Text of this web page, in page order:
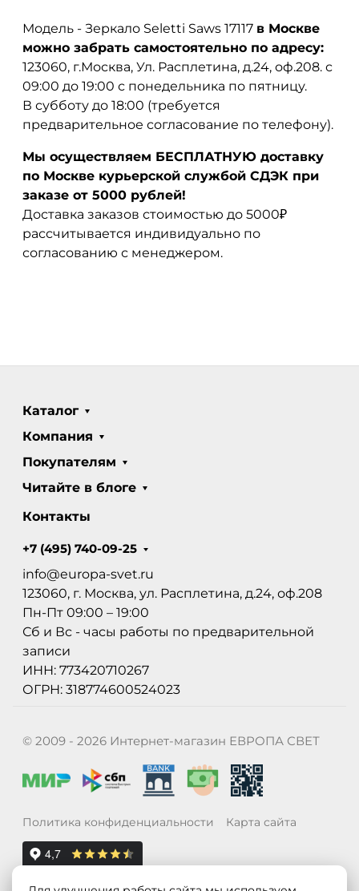
Модель - Зеркало Seletti Saws 17117 в Москве
можно забрать самостоятельно по адресу:
123060, г.Москва, Ул. Расплетина, д.24, оф.208. с
09:00 до 19:00 с понедельника по пятницу.
В субботу до 18:00 (требуется
предварительное согласование по телефону).
Мы осуществляем БЕСПЛАТНУЮ доставку
по Москве курьерской службой СДЭК при
заказе от 5000 рублей!
Доставка заказов стоимостью до 5000₽
рассчитывается индивидуально по
согласованию с менеджером.
Каталог
Компания
Покупателям
Читайте в блоге
Контакты
+7 (495) 740-09-25
info@europa-svet.ru
123060, г. Москва, ул. Расплетина, д.24, оф.208
Пн-Пт 09:00 – 19:00
Сб и Вс - часы работы по предварительной
записи
ИНН: 773420710267
ОГРН: 318774600524023
© 2009 - 2026 Интернет-магазин ЕВРОПА СВЕТ
Политика конфиденциальности Карта сайта